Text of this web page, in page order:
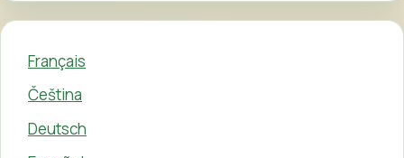
Français
Čeština
Deutsch